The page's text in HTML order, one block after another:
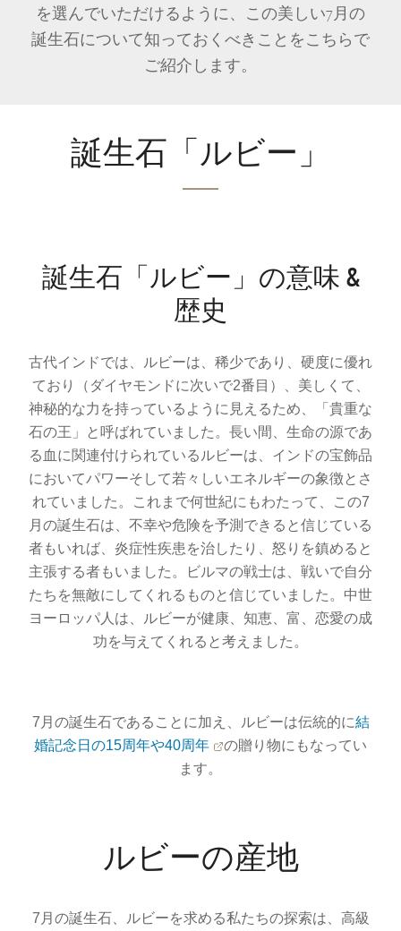
を選んでいただけるように、この美しい7月の
誕生石について知っておくべきことをこちらで
ご紹介します。
誕生石「ルビー」
誕生石「ルビー」の意味 &
歴史
古代インドでは、ルビーは、稀少であり、硬度に優れ
ており（ダイヤモンドに次いで2番目）、美しくて、
神秘的な力を持っているように見えるため、「貴重な
石の王」と呼ばれていました。長い間、生命の源であ
る血に関連付けられているルビーは、インドの宝飾品
においてパワーそして若々しいエネルギーの象徴とさ
れていました。これまで何世紀にもわたって、この7
月の誕生石は、不幸や危険を予測できると信じている
者もいれば、炎症性疾患を治したり、怒りを鎮めると
主張する者もいました。ビルマの戦士は、戦いで自分
たちを無敵にしてくれるものと信じていました。中世
ヨーロッパ人は、ルビーが健康、知恵、富、恋愛の成
功を与えてくれると考えました。
7月の誕生石であることに加え、ルビーは伝統的に結
婚記念日の15周年や40周年
の贈り物にもなってい
ます。
ルビーの産地
7月の誕生石、ルビーを求める私たちの探索は、高級